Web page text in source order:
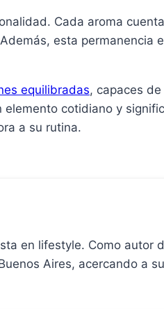
Cada aroma
esta permanencia
equilibradas, capaces
cotidiano y
a su rutina.
en lifestyle. Como
Aires, acercando a